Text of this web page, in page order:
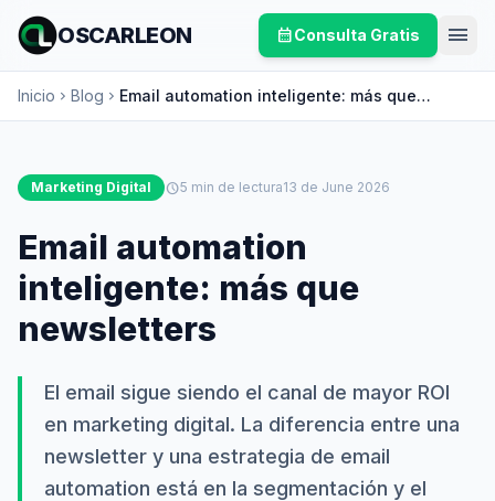
OSCARLEON calendar_monthConsulta Gratis menu
Inicio chevron_right Blog chevron_right Email automation inteligente: más que
newsletters
Marketing Digital schedule5 min de lectura13 de June 2026
Email automation
inteligente: más que
newsletters
El email sigue siendo el canal de mayor ROI
en marketing digital. La diferencia entre una
newsletter y una estrategia de email
automation está en la segmentación y el